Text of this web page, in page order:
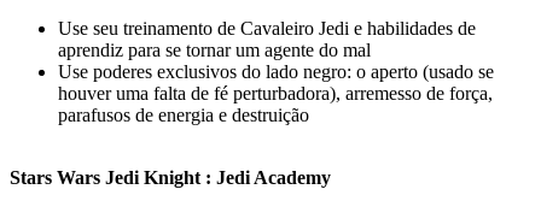
Use seu treinamento de Cavaleiro Jedi e habilidades de
aprendiz para se tornar um agente do mal
Use poderes exclusivos do lado negro: o aperto (usado se
houver uma falta de fé perturbadora), arremesso de força,
parafusos de energia e destruição
Stars Wars Jedi Knight : Jedi Academy